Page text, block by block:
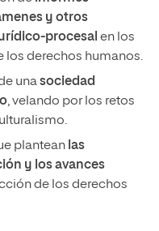
y otros
procesal en los
los derechos humanos.
unasociedad
, velando por los retos
plantean las
y los avances
de los derechos